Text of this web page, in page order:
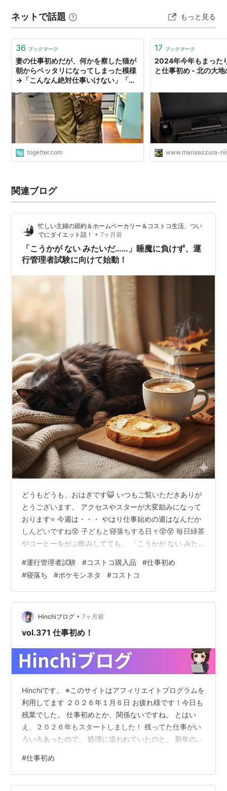
この1年また無事に乗り切れたら良いなと思っています。
でも課題がないわけでもない・・人手不足の問題があり
ます。しかしなるようにしかならないですし、…
ネットで話題 もっと見る
36 ブックマーク
妻の仕事初めだが、何かを察した猫が
朝からベッタリになってしまった模様
→「こんなん絶対仕事いけない」「も
togetter.com
17 ブックマーク
2024年今年もまった
と仕事初め - 北の大
www.mariaazzura-
関連ブログ
忙しい主婦の節約＆ホームベーカリー＆コストコ生活、つい
でにダイエット話！
• 7ヶ月前
「こうかが ない みたいだ……」睡魔に負けず、運
行管理者試験に向けて始動！
どうもどうも、おはぎです😺 いつもご覧いただきありが
とうございます。 アクセスやスターが大変励みになって
おります⭐️ 今週は・・・ やはり仕事始めの週はなんだか
しんどいですね😵 子どもと寝落ちする日々😵😵 毎日緑茶
やコーヒーをがぶ飲みしてても、 「こうかが ない みた
技をゴーストポケモンに食らわせたように、 寝れる(-
_-)zzz ほんま子どもの横は寝れる(-_-)zzz 運行管理者試
験勉強せなあかんのに＼(^o^)／ 慣れてきたからか一つ一
つの仕事がスムーズに終わるようになって、 仕事は落ち
着いているので勤務中にハイスピードで勉強しようか
な…
#運行管理者試験 #コストコ購入品 #仕事初め
#寝落ち #ポケモンネタ #コストコ
Hinchiブログ • 7ヶ月前
vol.371 仕事初め！
Hinchiです。 ※このサイトはアフィリエイトプログラムを
利用してます ２０２６年１月６日 お疲れ様です！今日も
残業でした。 仕事初めとか、関係ないですね。 とはい
え、２０２６年もスタートしました！ 残ってた仕事がい
ろいろあったので、 処理に追われていたのと、 新年のあ
に、会社に行ったのですが、 久しぶり感がやばかった！
１ヶ月ぐらい休んでいたような感があった。 もっと休み
たいけど、働かないといけませんので、 次の連休まで、
#仕事初め